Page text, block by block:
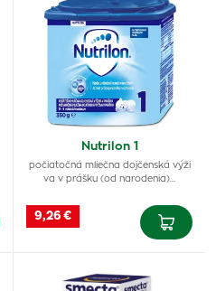
Nutrilon 1
počiatočná mliečna dojčenská výži
va v prášku (od narodenia)…
9,26 €